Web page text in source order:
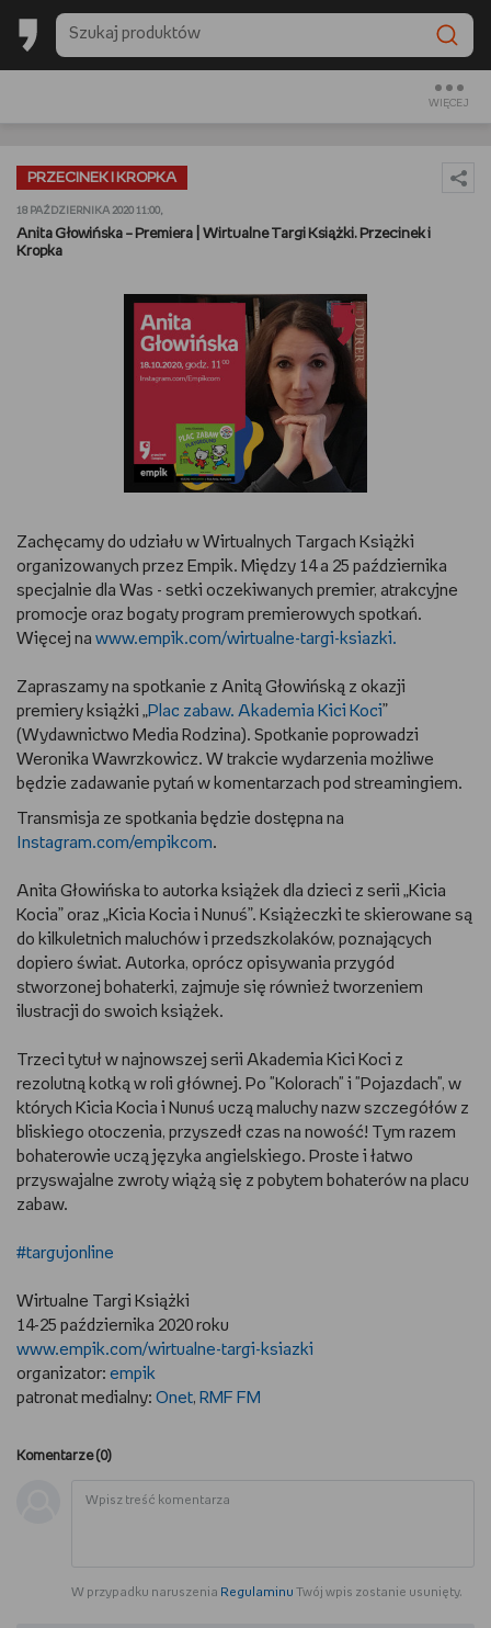
WIĘCEJ
BESTSELLERY EMPIKU 2025
OGLĄDAM
SŁUCHAM
PREZENTOWNIKI
URZĄDZAM I DEKORUJĘ
DIY
MAM ZWIERZĘTA
DBAM O URODĘ
PASJE DZIECKA
PORADNIKI
WYWIADY
WSZYSTKO O LEGO
PRZECINEK I KROPKA
18 PAŹDZIERNIKA 2020 11:00,
Anita Głowińska – Premiera | Wirtualne Targi Książki. Przecinek i
Kropka
Zachęcamy do udziału w Wirtualnych Targach Książki
organizowanych przez Empik. Między 14 a 25 października
specjalnie dla Was - setki oczekiwanych premier, atrakcyjne
promocje oraz bogaty program premierowych spotkań.
Więcej na www.empik.com/wirtualne-targi-ksiazki.
Zapraszamy na spotkanie z Anitą Głowińską z okazji
premiery książki „Plac zabaw. Akademia Kici Koci”
(Wydawnictwo Media Rodzina). Spotkanie poprowadzi
Weronika Wawrzkowicz. W trakcie wydarzenia możliwe
będzie zadawanie pytań w komentarzach pod streamingiem.
Transmisja ze spotkania będzie dostępna na
Instagram.com/empikcom.
Anita Głowińska to autorka książek dla dzieci z serii „Kicia
Kocia” oraz „Kicia Kocia i Nunuś”. Książeczki te skierowane są
do kilkuletnich maluchów i przedszkolaków, poznających
dopiero świat. Autorka, oprócz opisywania przygód
stworzonej bohaterki, zajmuje się również tworzeniem
ilustracji do swoich książek.
Trzeci tytuł w najnowszej serii Akademia Kici Koci z
rezolutną kotką w roli głównej. Po "Kolorach" i "Pojazdach", w
których Kicia Kocia i Nunuś uczą maluchy nazw szczegółów z
bliskiego otoczenia, przyszedł czas na nowość! Tym razem
bohaterowie uczą języka angielskiego. Proste i łatwo
przyswajalne zwroty wiążą się z pobytem bohaterów na placu
zabaw.
#targujonline
Wirtualne Targi Książki
14-25 października 2020 roku
www.empik.com/wirtualne-targi-ksiazki
organizator: empik
patronat medialny: Onet, RMF FM
Komentarze (0)
W przypadku naruszenia Regulaminu Twój wpis zostanie usunięty.